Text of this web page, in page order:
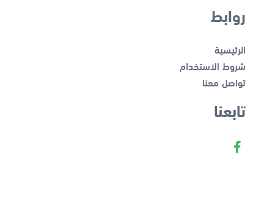
روابط
الرئيسية
شروط الاستخدام
تواصل معنا
تابعنا